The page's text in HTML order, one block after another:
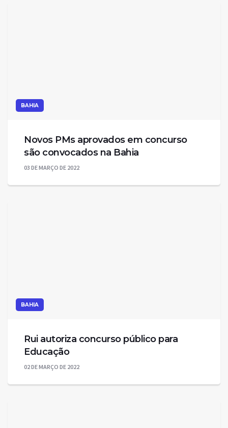
BAHIA
Novos PMs aprovados em concurso
são convocados na Bahia
03 DE MARÇO DE 2022
BAHIA
Rui autoriza concurso público para
Educação
02 DE MARÇO DE 2022